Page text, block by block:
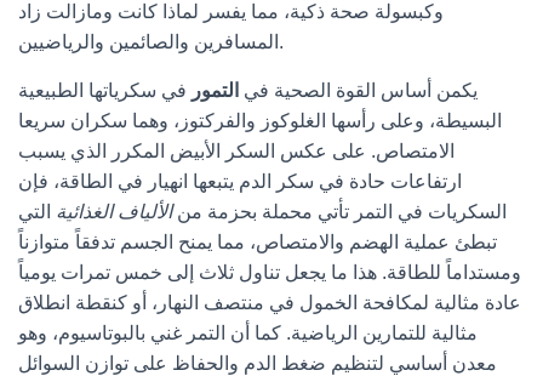
وكبسولة صحة ذكية، مما يفسر لماذا كانت ومازالت زاد
المسافرين والصائمين والرياضيين.
يكمن أساس القوة الصحية في التمور في سكرياتها الطبيعية
البسيطة، وعلى رأسها الغلوكوز والفركتوز، وهما سكران سريعا
الامتصاص. على عكس السكر الأبيض المكرر الذي يسبب
ارتفاعات حادة في سكر الدم يتبعها انهيار في الطاقة، فإن
السكريات في التمر تأتي محملة بحزمة منالألياف الغذائية التي
تبطئ عملية الهضم والامتصاص، مما يمنح الجسم تدفقاً متوازناً
ومستداماً للطاقة. هذا ما يجعل تناول ثلاث إلى خمس تمرات يومياً
عادة مثالية لمكافحة الخمول في منتصف النهار، أو كنقطة انطلاق
مثالية للتمارين الرياضية. كما أن التمر غني بالبوتاسيوم، وهو
معدن أساسي لتنظيم ضغط الدم والحفاظ على توازن السوائل